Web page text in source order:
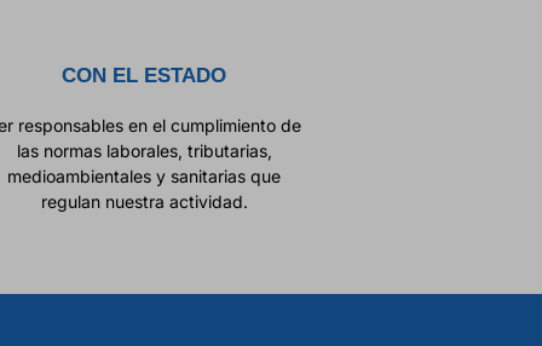
CON EL ESTADO
responsables en el cumplimiento de
las normas laborales, tributarias,
medioambientales y sanitarias que
regulan nuestra actividad.